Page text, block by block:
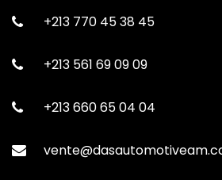
+213 770 45 38 45
+213 561 69 09 09
+213 660 65 04 04